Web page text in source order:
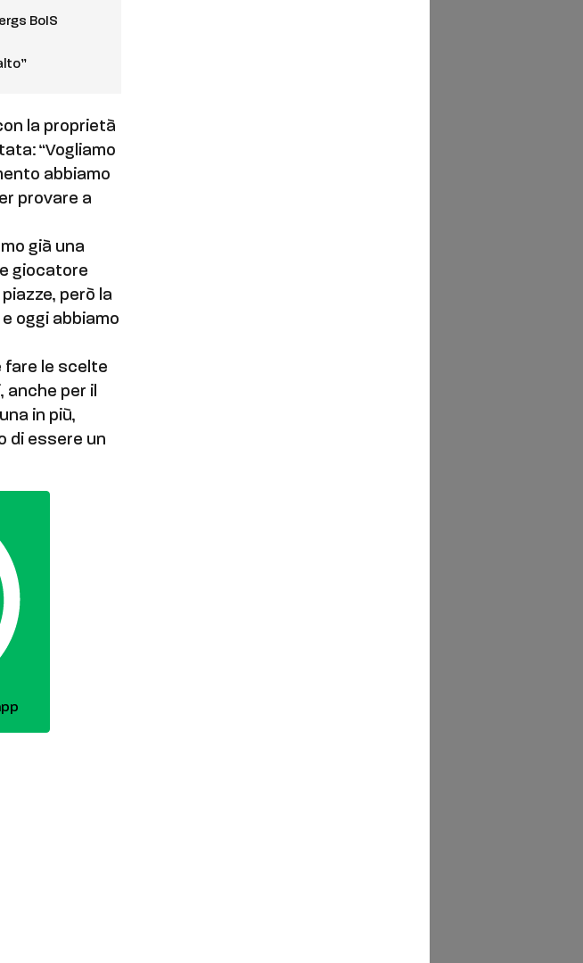
BoIS
la proprietà
“Vogliamo
abbiamo
provare a
già una
giocatore
però la
oggi abbiamo
fare le scelte
anche per il
in più,
di essere un